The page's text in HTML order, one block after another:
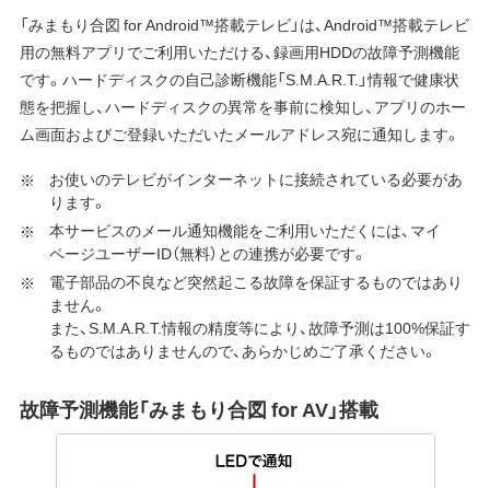
「みまもり合図 for Android™搭載テレビ」は、Android™搭載テレビ
用の無料アプリでご利用いただける、録画用HDDの故障予測機能
です。ハードディスクの自己診断機能「S.M.A.R.T.」情報で健康状
態を把握し、ハードディスクの異常を事前に検知し、アプリのホー
ム画面およびご登録いただいたメールアドレス宛に通知します。
お使いのテレビがインターネットに接続されている必要があ
ります。
本サービスのメール通知機能をご利用いただくには、マイ
ページユーザーID（無料）との連携が必要です。
電子部品の不良など突然起こる故障を保証するものではあり
ません。
また、S.M.A.R.T.情報の精度等により、故障予測は100%保証す
るものではありませんので、あらかじめご了承ください。
故障予測機能「みまもり合図 for AV」搭載